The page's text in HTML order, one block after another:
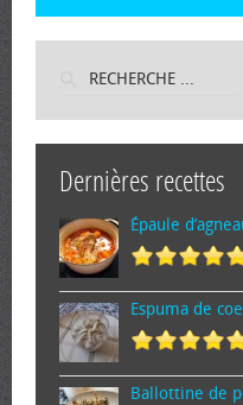
Dernières recettes
Épaule
Espuma de
Ballottine de